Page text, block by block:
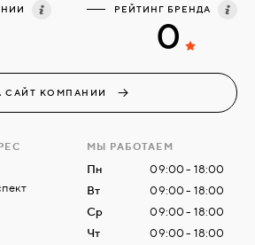
РЕЙТИНГ БРЕНДА
0
САЙТ КОМПАНИИ
МЫ РАБОТАЕМ
Пн
09:00 - 18:00
Вт
09:00 - 18:00
Ср
09:00 - 18:00
Чт
09:00 - 18:00